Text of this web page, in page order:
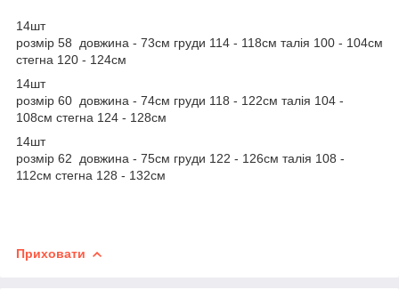
14шт
розмір 58 довжина - 73см груди 114 - 118см талія 100 - 104см
стегна 120 - 124см
14шт
розмір 60 довжина - 74см груди 118 - 122см талія 104 -
108см стегна 124 - 128см
14шт
розмір 62 довжина - 75см груди 122 - 126см талія 108 -
112см стегна 128 - 132см
Приховати